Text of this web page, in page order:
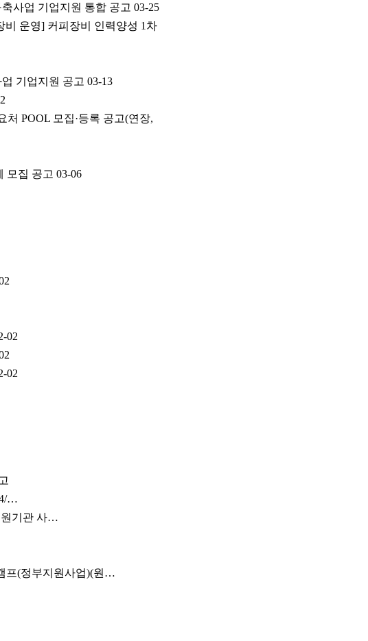
사업 기업지원 통합 공고 03-25
비 운영] 커피장비 인력양성 1차
기업지원 공고 03-13
처 POOL 모집·등록 공고(연장,
모집 공고 03-06
02
02
…
원기관 사…
프(정부지원사업)(원…